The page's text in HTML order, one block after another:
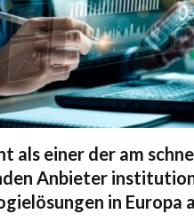
als einer der am
Anbieter
in Europa